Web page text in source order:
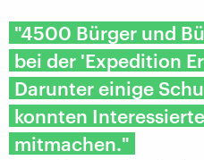
"4500 Bürger und
bei der 'Expedition
Darunter einige
konnten
mitmachen."